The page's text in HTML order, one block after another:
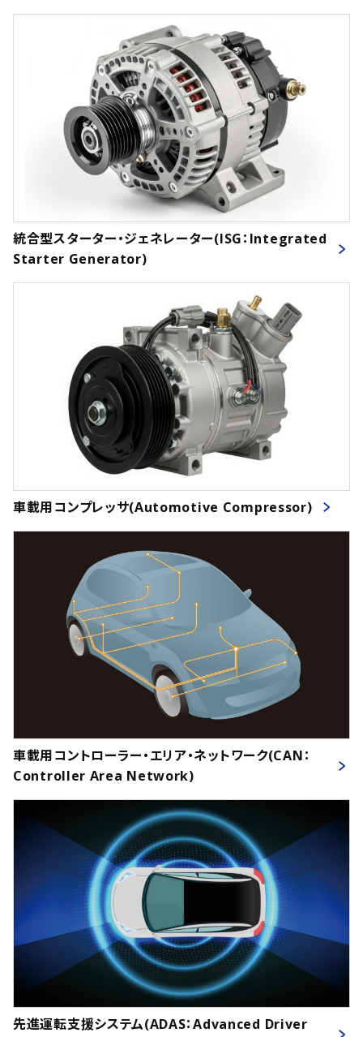
統合型スターター・ジェネレーター(ISG：Integrated
Starter Generator)
車載用コンプレッサ(Automotive Compressor)
車載用コントローラー・エリア・ネットワーク(CAN：
Controller Area Network)
先進運転支援システム(ADAS：Advanced Driver